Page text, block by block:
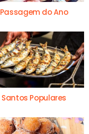
Passagem do Ano
Santos Populares